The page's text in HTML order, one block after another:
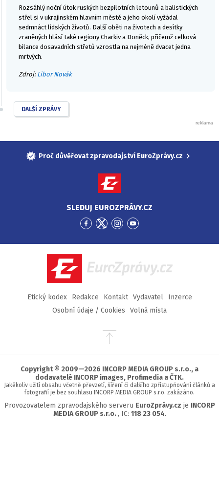
Rozsáhlý noční útok ruských bezpilotních letounů a balistických
střel si v ukrajinském hlavním městě a jeho okolí vyžádal
sedmnáct lidských životů. Další oběti na životech a desítky
zraněných hlásí také regiony Charkiv a Doněck, přičemž celková
bilance dosavadních střetů vzrostla na nejméně dvacet jedna
mrtvých.
Zdroj: Libor Novák
DALŠÍ ZPRÁVY
Proč důvěřovat zpravodajství EuroZprávy.cz
SLEDUJ EUROZPRÁVY.CZ
Přejít
Facebook
Přejít
Twitter
Přejít
Instagram
Přejít
YouTube
EuroZprávy.cz
Etický kodex Redakce Kontakt Vydavatel
Inzerce
Osobní údaje / Cookies
Volná místa
Přejít
stránky
Copyright © 2009—2026 INCORP MEDIA GROUP s.r.o., a
dodavatelé INCORP images, Profimedia a ČTK.
Jakékoliv užití obsahu včetně převzetí, šíření či dalšího zpřístupňování článků a
fotografií je bez souhlasu INCORP MEDIA GROUP s.r.o. zakázáno.
Provozovatelem zpravodajského serveru EuroZprávy.cz je INCORP
MEDIA GROUP s.r.o. , IC: 118 23 054.